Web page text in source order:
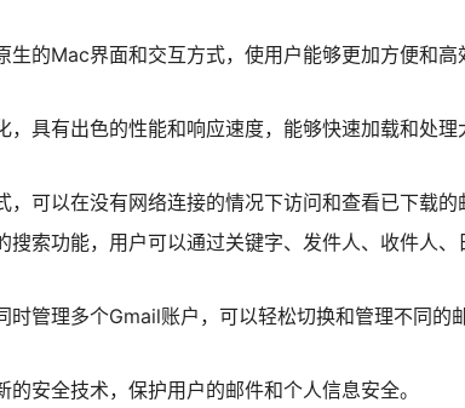
的Mac界面和交互方式，使用户能够更加方便和高
具有出色的性能和响应速度，能够快速加载和处理
可以在没有网络连接的情况下访问和查看已下载的
索功能，用户可以通过关键字、发件人、收件人、
管理多个Gmail账户，可以轻松切换和管理不同的
安全技术，保护用户的邮件和个人信息安全。